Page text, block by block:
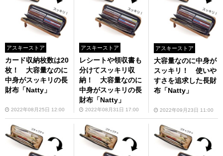
アスキーストア
カード収納枚数は20
枚！ 大容量なのに
中身がスッキリの長
財布「Natty」
2022年08月25日 12:00
アスキーストア
レシートや領収書も
分けてスッキリ収
納！ 大容量なのに
中身がスッキリの長
財布「Natty」
2022年08月31日 17:00
アスキーストア
大容量なのに中身が
スッキリ！ 使いや
すさを追求した長財
布「Natty」
2022年09月23日 11:00